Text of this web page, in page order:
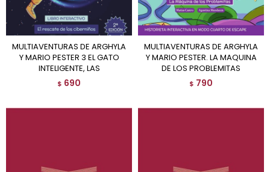
MULTIAVENTURAS DE ARGHYLA
Y MARIO PESTER 3 EL GATO
INTELIGENTE, LAS
$ 690
MULTIAVENTURAS DE ARGHYLA
Y MARIO PESTER. LA MAQUINA
DE LOS PROBLEMITAS
$ 790